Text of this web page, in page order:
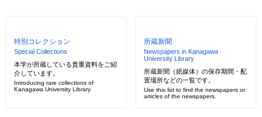
特別コレクション
Special Collections
本学が所蔵している貴重資料をご紹
介しています。
Introducing rare collections of
Kanagawa University Library
所蔵新聞
Newspapers in Kanagawa
University Library
所蔵新聞（紙媒体）の保存期間・配
置場所などの一覧です。
Use this list to find the newspapers or
articles of the newspapers.